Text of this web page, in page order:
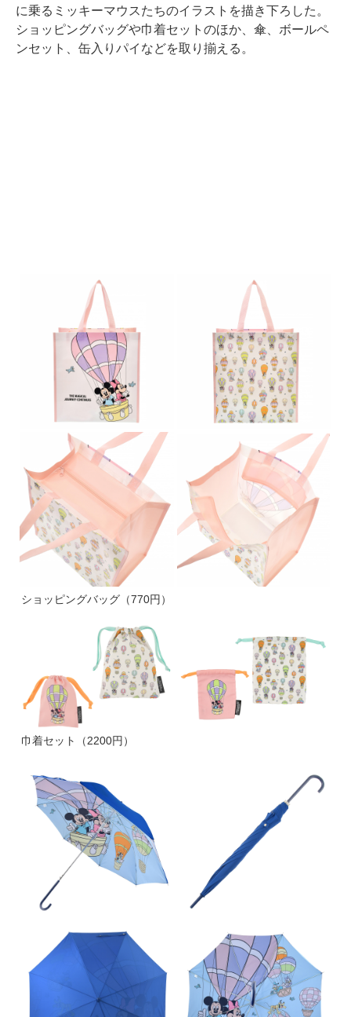
に乗るミッキーマウスたちのイラストを描き下ろした。
ショッピングバッグや巾着セットのほか、傘、ボールペ
ンセット、缶入りパイなどを取り揃える。
ショッピングバッグ（770円）
巾着セット（2200円）